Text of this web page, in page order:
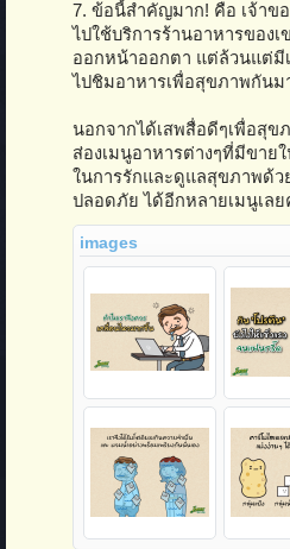
7. ข้อนี้สำคัญมาก! คือ เจ้าขอ
ไปใช้บริการร้านอาหารของ
ออกหน้าออกตา แต่ล้วนแต่มี
ไปชิมอาหารเพื่อสุขภาพกัน
นอกจากได้เสพสื่อดีๆเพื่อสุข
ส่องเมนูอาหารต่างๆที่มีขาย
ในการรักและดูแลสุขภาพด้ว
ปลอดภัย ได้อีกหลายเมนูเลย
images